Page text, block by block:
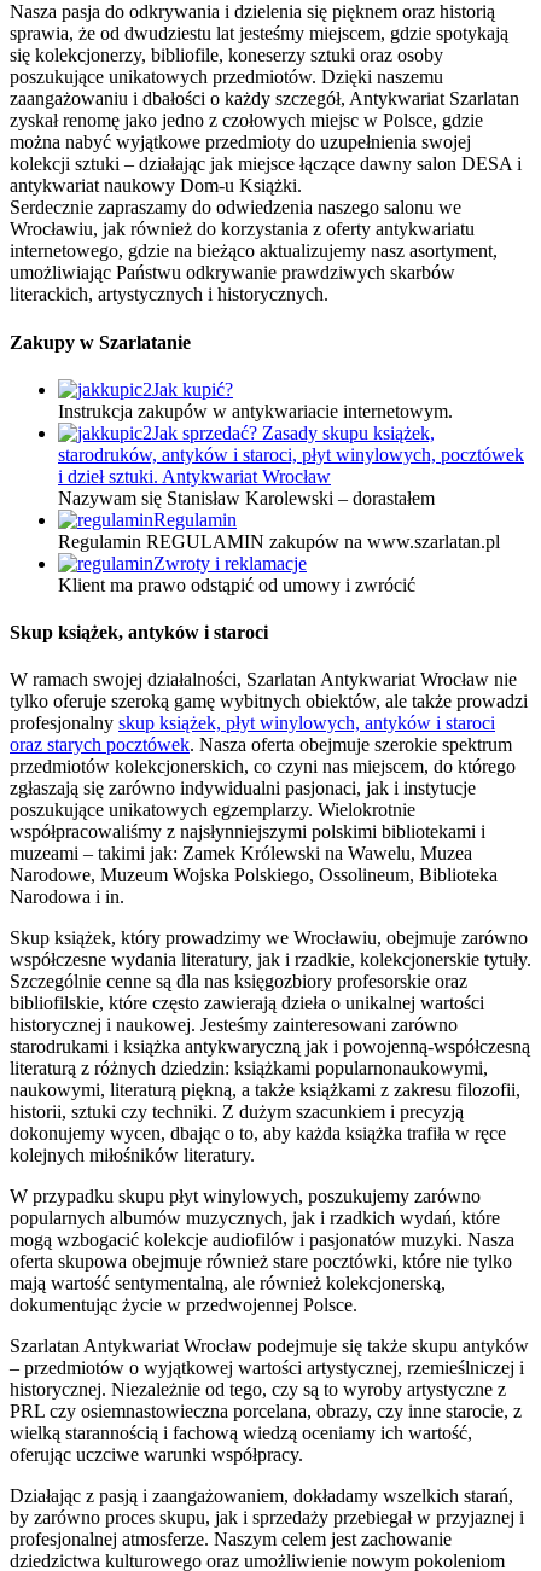
Nasza pasja do odkrywania i dzielenia się pięknem oraz historią
sprawia, że od dwudziestu lat jesteśmy miejscem, gdzie spotykają
się kolekcjonerzy, bibliofile, koneserzy sztuki oraz osoby
poszukujące unikatowych przedmiotów. Dzięki naszemu
zaangażowaniu i dbałości o każdy szczegół, Antykwariat Szarlatan
zyskał renomę jako jedno z czołowych miejsc w Polsce, gdzie
można nabyć wyjątkowe przedmioty do uzupełnienia swojej
kolekcji sztuki – działając jak miejsce łączące dawny salon DESA i
antykwariat naukowy Dom-u Książki.
Serdecznie zapraszamy do odwiedzenia naszego salonu we
Wrocławiu, jak również do korzystania z oferty antykwariatu
internetowego, gdzie na bieżąco aktualizujemy nasz asortyment,
umożliwiając Państwu odkrywanie prawdziwych skarbów
literackich, artystycznych i historycznych.
Zakupy w Szarlatanie
Jak kupić?
Instrukcja zakupów w antykwariacie internetowym.
Jak sprzedać? Zasady skupu książek,
starodruków, antyków i staroci, płyt winylowych, pocztówek
i dzieł sztuki. Antykwariat Wrocław
Nazywam się Stanisław Karolewski – dorastałem
Regulamin
Regulamin REGULAMIN zakupów na www.szarlatan.pl
Zwroty i reklamacje
Klient ma prawo odstąpić od umowy i zwrócić
Skup książek, antyków i staroci
W ramach swojej działalności, Szarlatan Antykwariat Wrocław nie
tylko oferuje szeroką gamę wybitnych obiektów, ale także prowadzi
profesjonalny skup książek, płyt winylowych, antyków i staroci
oraz starych pocztówek. Nasza oferta obejmuje szerokie spektrum
przedmiotów kolekcjonerskich, co czyni nas miejscem, do którego
zgłaszają się zarówno indywidualni pasjonaci, jak i instytucje
poszukujące unikatowych egzemplarzy. Wielokrotnie
współpracowaliśmy z najsłynniejszymi polskimi bibliotekami i
muzeami – takimi jak: Zamek Królewski na Wawelu, Muzea
Narodowe, Muzeum Wojska Polskiego, Ossolineum, Biblioteka
Narodowa i in.
Skup książek, który prowadzimy we Wrocławiu, obejmuje zarówno
współczesne wydania literatury, jak i rzadkie, kolekcjonerskie tytuły.
Szczególnie cenne są dla nas księgozbiory profesorskie oraz
bibliofilskie, które często zawierają dzieła o unikalnej wartości
historycznej i naukowej. Jesteśmy zainteresowani zarówno
starodrukami i książka antykwaryczną jak i powojenną-współczesną
literaturą z różnych dziedzin: książkami popularnonaukowymi,
naukowymi, literaturą piękną, a także książkami z zakresu filozofii,
historii, sztuki czy techniki. Z dużym szacunkiem i precyzją
dokonujemy wycen, dbając o to, aby każda książka trafiła w ręce
kolejnych miłośników literatury.
W przypadku skupu płyt winylowych, poszukujemy zarówno
popularnych albumów muzycznych, jak i rzadkich wydań, które
mogą wzbogacić kolekcje audiofilów i pasjonatów muzyki. Nasza
oferta skupowa obejmuje również stare pocztówki, które nie tylko
mają wartość sentymentalną, ale również kolekcjonerską,
dokumentując życie w przedwojennej Polsce.
Szarlatan Antykwariat Wrocław podejmuje się także skupu antyków
– przedmiotów o wyjątkowej wartości artystycznej, rzemieślniczej i
historycznej. Niezależnie od tego, czy są to wyroby artystyczne z
PRL czy osiemnastowieczna porcelana, obrazy, czy inne starocie, z
wielką starannością i fachową wiedzą oceniamy ich wartość,
oferując uczciwe warunki współpracy.
Działając z pasją i zaangażowaniem, dokładamy wszelkich starań,
by zarówno proces skupu, jak i sprzedaży przebiegał w przyjaznej i
profesjonalnej atmosferze. Naszym celem jest zachowanie
dziedzictwa kulturowego oraz umożliwienie nowym pokoleniom